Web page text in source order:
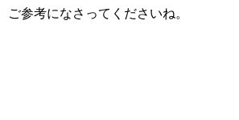
ご参考になさってくださいね。